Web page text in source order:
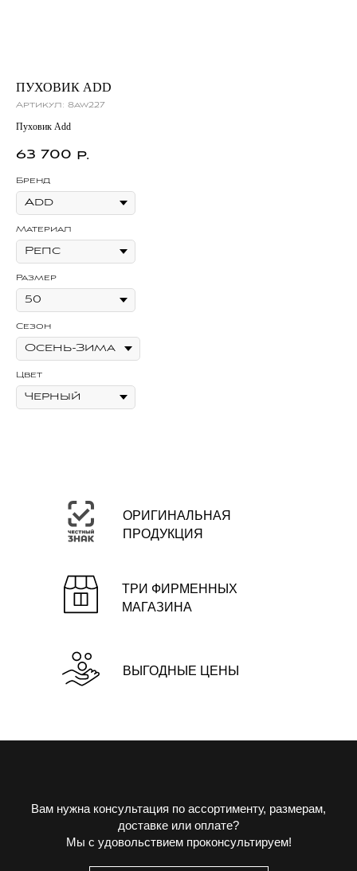
ПУХОВИК ADD
Артикул: 8aw227
Пуховик Add
63 700 р.
Бренд
Материал
Размер
Сезон
Цвет
ОРИГИНАЛЬНАЯ
ПРОДУКЦИЯ
ТРИ ФИРМЕННЫХ
МАГАЗИНА
ВЫГОДНЫЕ ЦЕНЫ
Вам нужна консультация по ассортименту, размерам,
доставке или оплате?
Мы с удовольствием проконсультируем!